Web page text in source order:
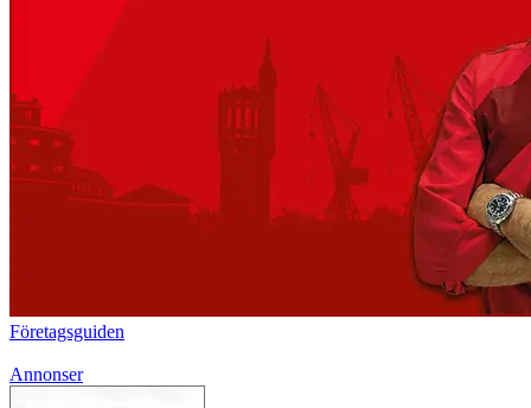
Företagsguiden
Annonser